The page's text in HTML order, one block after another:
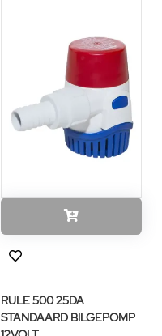
RULE 500 25DA
STANDAARD BILGEPOMP